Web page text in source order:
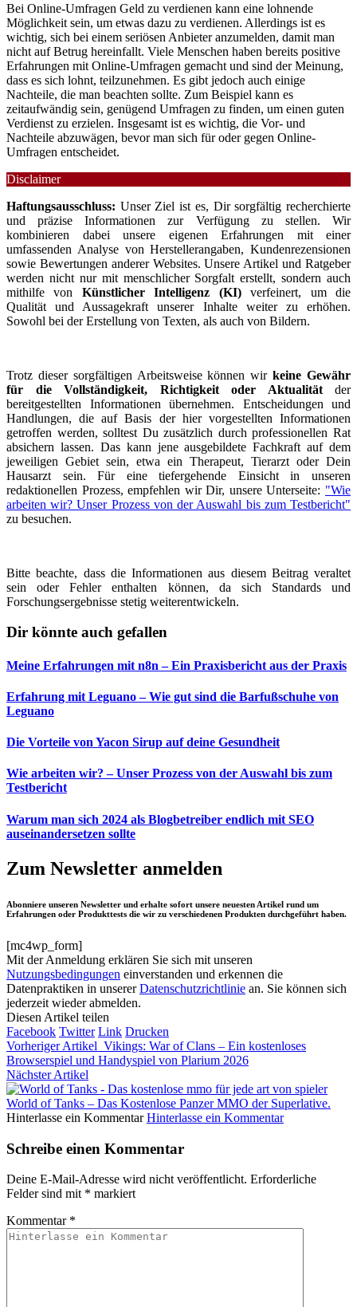
Bei Online-Umfragen Geld zu verdienen kann eine lohnende
Möglichkeit sein, um etwas dazu zu verdienen. Allerdings ist es
wichtig, sich bei einem seriösen Anbieter anzumelden, damit man
nicht auf Betrug hereinfallt. Viele Menschen haben bereits positive
Erfahrungen mit Online-Umfragen gemacht und sind der Meinung,
dass es sich lohnt, teilzunehmen. Es gibt jedoch auch einige
Nachteile, die man beachten sollte. Zum Beispiel kann es
zeitaufwändig sein, genügend Umfragen zu finden, um einen guten
Verdienst zu erzielen. Insgesamt ist es wichtig, die Vor- und
Nachteile abzuwägen, bevor man sich für oder gegen Online-
Umfragen entscheidet.
Disclaimer
Haftungsausschluss: Unser Ziel ist es, Dir sorgfältig recherchierte
und präzise Informationen zur Verfügung zu stellen. Wir
kombinieren dabei unsere eigenen Erfahrungen mit einer
umfassenden Analyse von Herstellerangaben, Kundenrezensionen
sowie Bewertungen anderer Websites. Unsere Artikel und Ratgeber
werden nicht nur mit menschlicher Sorgfalt erstellt, sondern auch
mithilfe von Künstlicher Intelligenz (KI)verfeinert, um die
Qualität und Aussagekraft unserer Inhalte weiter zu erhöhen.
Sowohl bei der Erstellung von Texten, als auch von Bildern.
Trotz dieser sorgfältigen Arbeitsweise können wirkeine Gewähr
für die Vollständigkeit, Richtigkeit oder Aktualitätder
bereitgestellten Informationen übernehmen. Entscheidungen und
Handlungen, die auf Basis der hier vorgestellten Informationen
getroffen werden, solltest Du zusätzlich durch professionellen Rat
absichern lassen. Das kann jene ausgebildete Fachkraft auf dem
jeweiligen Gebiet sein, etwa ein Therapeut, Tierarzt oder Dein
Hausarzt sein. Für eine tiefergehende Einsicht in unseren
redaktionellen Prozess, empfehlen wir Dir, unsere Unterseite: "Wie
arbeiten wir? Unser Prozess von der Auswahl bis zum Testbericht"
zu besuchen.
Bitte beachte, dass die Informationen aus diesem Beitrag veraltet
sein oder Fehler enthalten können, da sich Standards und
Forschungsergebnisse stetig weiterentwickeln.
Dir könnte auch gefallen
Meine Erfahrungen mit n8n – Ein Praxisbericht aus der Praxis
Erfahrung mit Leguano – Wie gut sind die Barfußschuhe von
Leguano
Die Vorteile von Yacon Sirup auf deine Gesundheit
Wie arbeiten wir? – Unser Prozess von der Auswahl bis zum
Testbericht
Warum man sich 2024 als Blogbetreiber endlich mit SEO
auseinandersetzen sollte
Zum Newsletter anmelden
Abonniere unseren Newsletter und erhalte sofort unsere neuesten Artikel rund um
Erfahrungen oder Produkttests die wir zu verschiedenen Produkten durchgeführt haben.
[mc4wp_form]
Mit der Anmeldung erklären Sie sich mit unseren
Nutzungsbedingungen einverstanden und erkennen die
Datenpraktiken in unsererDatenschutzrichtlinie an. Sie können sich
jederzeit wieder abmelden.
Diesen Artikel teilen
Facebook Twitter Link Drucken
Vorheriger Artikel Vikings: War of Clans – Ein kostenloses
Browserspiel und Handyspiel von Plarium 2026
Nächster Artikel
World of Tanks – Das Kostenlose Panzer MMO der Superlative.
Hinterlasse ein Kommentar Hinterlasse ein Kommentar
Schreibe einen Kommentar
Deine E-Mail-Adresse wird nicht veröffentlicht. Erforderliche
Felder sind mit * markiert
Kommentar *